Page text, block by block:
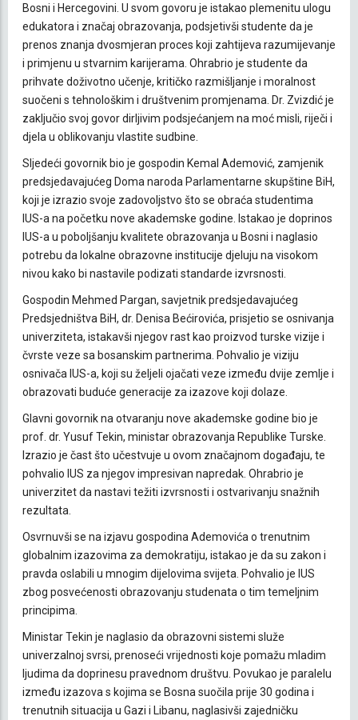
Bosni i Hercegovini. U svom govoru je istakao plemenitu ulogu
edukatora i značaj obrazovanja, podsjetivši studente da je
prenos znanja dvosmjeran proces koji zahtijeva razumijevanje
i primjenu u stvarnim karijerama. Ohrabrio je studente da
prihvate doživotno učenje, kritičko razmišljanje i moralnost
suočeni s tehnološkim i društvenim promjenama. Dr. Zvizdić je
zaključio svoj govor dirljivim podsjećanjem na moć misli, riječi i
djela u oblikovanju vlastite sudbine.
Sljedeći govornik bio je gospodin Kemal Ademović, zamjenik
predsjedavajućeg Doma naroda Parlamentarne skupštine BiH,
koji je izrazio svoje zadovoljstvo što se obraća studentima
IUS-a na početku nove akademske godine. Istakao je doprinos
IUS-a u poboljšanju kvalitete obrazovanja u Bosni i naglasio
potrebu da lokalne obrazovne institucije djeluju na visokom
nivou kako bi nastavile podizati standarde izvrsnosti.
Gospodin Mehmed Pargan, savjetnik predsjedavajućeg
Predsjedništva BiH, dr. Denisa Bećirovića, prisjetio se osnivanja
univerziteta, istakavši njegov rast kao proizvod turske vizije i
čvrste veze sa bosanskim partnerima. Pohvalio je viziju
osnivača IUS-a, koji su željeli ojačati veze između dvije zemlje i
obrazovati buduće generacije za izazove koji dolaze.
Glavni govornik na otvaranju nove akademske godine bio je
prof. dr. Yusuf Tekin, ministar obrazovanja Republike Turske.
Izrazio je čast što učestvuje u ovom značajnom događaju, te
pohvalio IUS za njegov impresivan napredak. Ohrabrio je
univerzitet da nastavi težiti izvrsnosti i ostvarivanju snažnih
rezultata.
Osvrnuvši se na izjavu gospodina Ademovića o trenutnim
globalnim izazovima za demokratiju, istakao je da su zakon i
pravda oslabili u mnogim dijelovima svijeta. Pohvalio je IUS
zbog posvećenosti obrazovanju studenata o tim temeljnim
principima.
Ministar Tekin je naglasio da obrazovni sistemi služe
univerzalnoj svrsi, prenoseći vrijednosti koje pomažu mladim
ljudima da doprinesu pravednom društvu. Povukao je paralelu
između izazova s kojima se Bosna suočila prije 30 godina i
trenutnih situacija u Gazi i Libanu, naglasivši zajedničku